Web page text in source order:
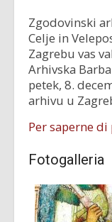
Zgodovinski
Celje in
Zagrebu vas
Arhivska
petek, 8.
arhivu u
Per saperne di
Fotogalleria